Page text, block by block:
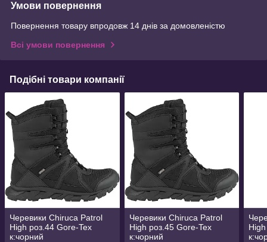
Умови повернення
Повернення товару впродовж 14 днів за домовленістю
Всі умови повернення
Подібні товари компанії
Черевики Chiruca Patrol
High роз.44 Gore-Tex
к:чорний
Черевики Chiruca Patrol
High роз.45 Gore-Tex
к:чорний